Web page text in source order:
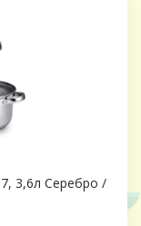
3,6л Серебро /